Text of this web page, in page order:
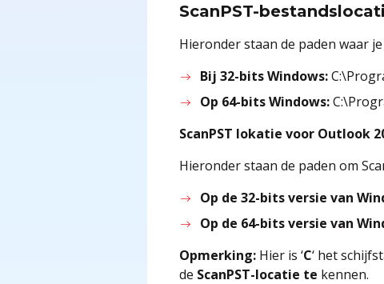
ScanPST-
Hieronder staan de paden waar
Bij 32-bits Windows:
Op 64-bits Windows:
ScanPST lokatie voor Outlook
Hieronder staan de paden om
Op de 32-bits versie van
Op de 64-bits versie van
Opmerking: Hier is ‘C‘ het
de ScanPST-locatie te kennen.